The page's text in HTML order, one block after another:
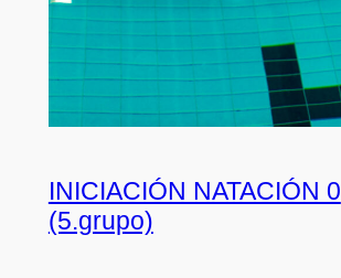
INICIACIÓN NATACIÓN 0
(5.grupo)